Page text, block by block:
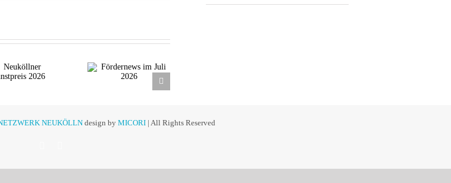
Fördernews
im Juli 2026
NEUKÖLLNdesign by MICORI| All Rights Reserved